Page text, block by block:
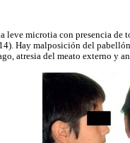
leve microtia con presencia de
Hay malposición del
atresia del meato externo y